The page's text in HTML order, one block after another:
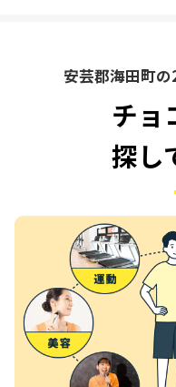
安芸郡海田町
チョ
探し